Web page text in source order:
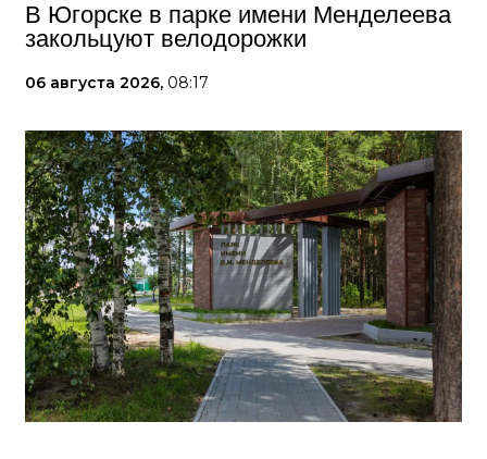
В Югорске в парке имени Менделеева
закольцуют велодорожки
06 августа 2026, 08:17